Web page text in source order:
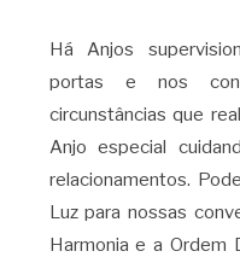
Há Anjos
portas e nos
circunstâncias que
Anjo especial
relacionamentos.
Luz para nossas
Harmonia e a Ordem